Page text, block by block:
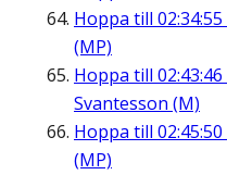
Hoppa till 02:34:55
(MP)
Hoppa till 02:43:46
Svantesson (M)
Hoppa till 02:45:50
(MP)